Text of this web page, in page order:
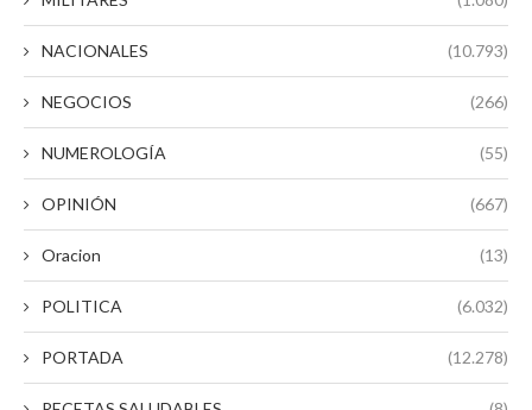
NACIONALES (10.793)
NEGOCIOS (266)
NUMEROLOGÍA (55)
OPINIÓN (667)
Oracion (13)
POLITICA (6.032)
PORTADA (12.278)